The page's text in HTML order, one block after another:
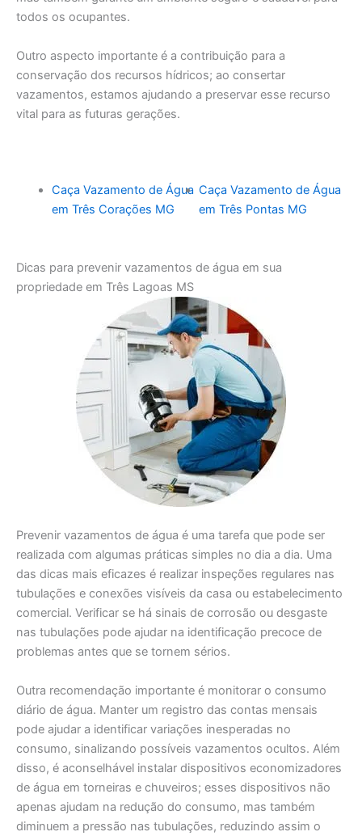
todos os ocupantes.
Outro aspecto importante é a contribuição para a
conservação dos recursos hídricos; ao consertar
vazamentos, estamos ajudando a preservar esse recurso
vital para as futuras gerações.
Caça Vazamento de Água
em Três Corações MG
Caça Vazamento de Água
em Três Pontas MG
Dicas para prevenir vazamentos de água em sua
propriedade em Três Lagoas MS
Prevenir vazamentos de água é uma tarefa que pode ser
realizada com algumas práticas simples no dia a dia. Uma
das dicas mais eficazes é realizar inspeções regulares nas
tubulações e conexões visíveis da casa ou estabelecimento
comercial. Verificar se há sinais de corrosão ou desgaste
nas tubulações pode ajudar na identificação precoce de
problemas antes que se tornem sérios.
Outra recomendação importante é monitorar o consumo
diário de água. Manter um registro das contas mensais
pode ajudar a identificar variações inesperadas no
consumo, sinalizando possíveis vazamentos ocultos. Além
disso, é aconselhável instalar dispositivos economizadores
de água em torneiras e chuveiros; esses dispositivos não
apenas ajudam na redução do consumo, mas também
diminuem a pressão nas tubulações, reduzindo assim o